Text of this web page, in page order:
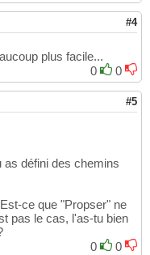
#4
plus facile...
0
0
#5
as défini des chemins
ce que "Propser" ne
pas le cas, l'as-tu bien
0
0